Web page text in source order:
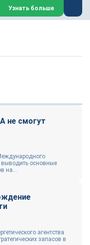
паровых турбин
газовых и паровых
ТЭС,
Узнать больше
не смогут
выводить основные
на...
агентства
запасов в